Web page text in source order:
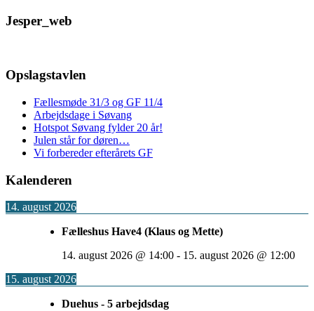
Jesper_web
Opslagstavlen
Fællesmøde 31/3 og GF 11/4
Arbejdsdage i Søvang
Hotspot Søvang fylder 20 år!
Julen står for døren…
Vi forbereder efterårets GF
Kalenderen
14. august 2026
Fælleshus Have4 (Klaus og Mette)
14. august 2026 @ 14:00 - 15. august 2026 @ 12:00
15. august 2026
Duehus - 5 arbejdsdag